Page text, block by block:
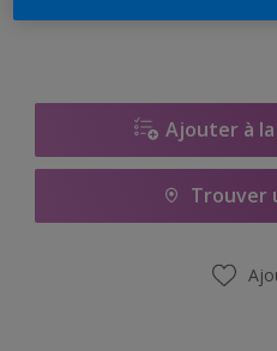
Ajouter à la
Trouver